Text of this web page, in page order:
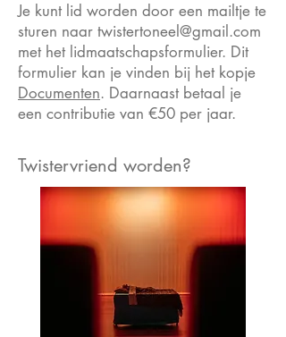
Je kunt lid worden door een mailtje te
sturen naar twistertoneel@gmail.com
met het lidmaatschapsformulier. Dit
formulier kan je vinden bij het kopje
Documenten. Daarnaast betaal je
een contributie van €50 per jaar.
Twistervriend worden?